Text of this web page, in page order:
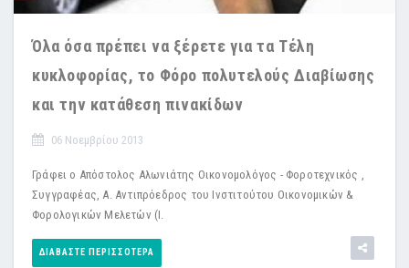
Όλα όσα πρέπει να ξέρετε για τα Τέλη
κυκλοφορίας, το Φόρο πολυτελούς Διαβίωσης
και την κατάθεση πινακίδων
06 Νοεμβρίου 2013
Γράφει ο Απόστολος Αλωνιάτης Οικονομολόγος - Φοροτεχνικός ,
Συγγραφέας, Α. Αντιπρόεδρος του Ινστιτούτου Οικονομικών &
Φορολογικών Μελετών (Ι.
ΔΙΑΒΆΣΤΕ ΠΕΡΙΣΣΌΤΕΡΑ